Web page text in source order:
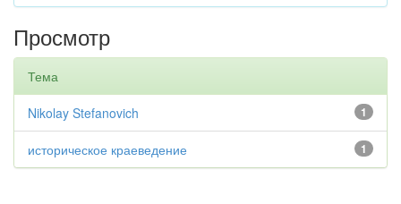
Просмотр
Тема
1
Nikolay Stefanovich
1
историческое краеведение